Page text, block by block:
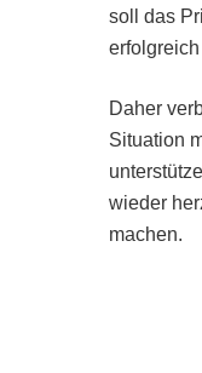
soll das
Daher
Situation
wieder
machen.